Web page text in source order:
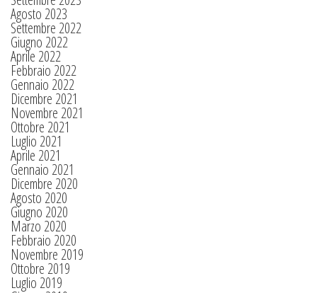
Agosto 2023
Settembre 2022
Giugno 2022
Aprile 2022
Febbraio 2022
Gennaio 2022
Dicembre 2021
Novembre 2021
Ottobre 2021
Luglio 2021
Aprile 2021
Gennaio 2021
Dicembre 2020
Agosto 2020
Giugno 2020
Marzo 2020
Febbraio 2020
Novembre 2019
Ottobre 2019
Luglio 2019